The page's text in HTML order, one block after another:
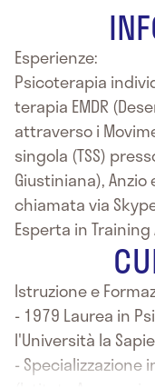
Esperienze:
Psicoterapia
terapia EMDR
attraverso i
singola (TSS)
Giustiniana),
chiamata via
Esperta in
Istruzione e
- 1979 Laurea in
l'Università la
- Specializzazione